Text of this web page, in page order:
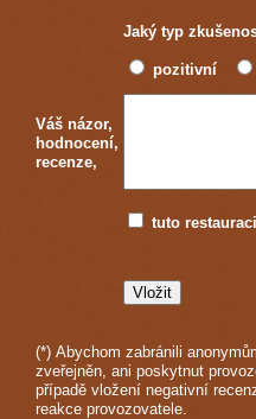
Jaký typ
pozitivní
Váš názor,
hodnocení,
recenze,
tuto
(*) Abychom zabránili
zveřejněn, ani poskytnut
případě vložení negativní
reakce provozovatele.